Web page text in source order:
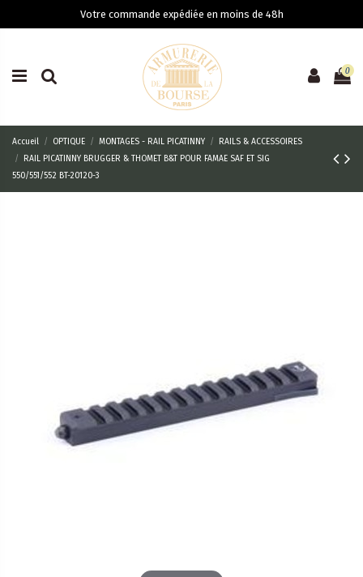
Votre commande expédiée en moins de 48h
0
Accueil OPTIQUE MONTAGES - RAIL PICATINNY
RAILS & ACCESSOIRES
RAIL PICATINNY BRUGGER & THOMET B&T POUR FAMAE SAF ET SIG
550/551/552 BT-20120-3